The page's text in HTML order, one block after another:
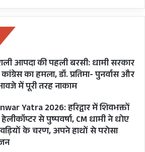
आपदा की पहली बरसी: धामी सरकार
का हमला, डॉ. प्रतिमा- पुनर्वास और
में पूरी तरह नाकाम
Yatra 2026: हरिद्वार में शिवभक्तों
से पुष्पवर्षा, CM धामी ने धोए
के चरण, अपने हाथों से परोसा